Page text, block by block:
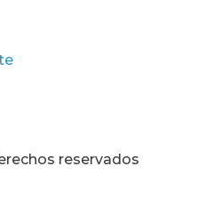
reservados